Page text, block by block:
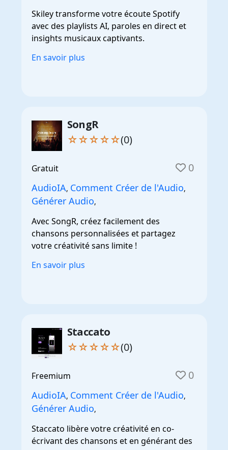
Skiley transforme votre écoute Spotify
avec des playlists AI, paroles en direct et
insights musicaux captivants.
En savoir plus
SongR
☆☆☆☆☆(0)
Gratuit 0
AudioIA, Comment Créer de l'Audio,
Générer Audio,
Avec SongR, créez facilement des
chansons personnalisées et partagez
votre créativité sans limite !
En savoir plus
Staccato
☆☆☆☆☆(0)
Freemium 0
AudioIA, Comment Créer de l'Audio,
Générer Audio,
Staccato libère votre créativité en co-
écrivant des chansons et en générant des